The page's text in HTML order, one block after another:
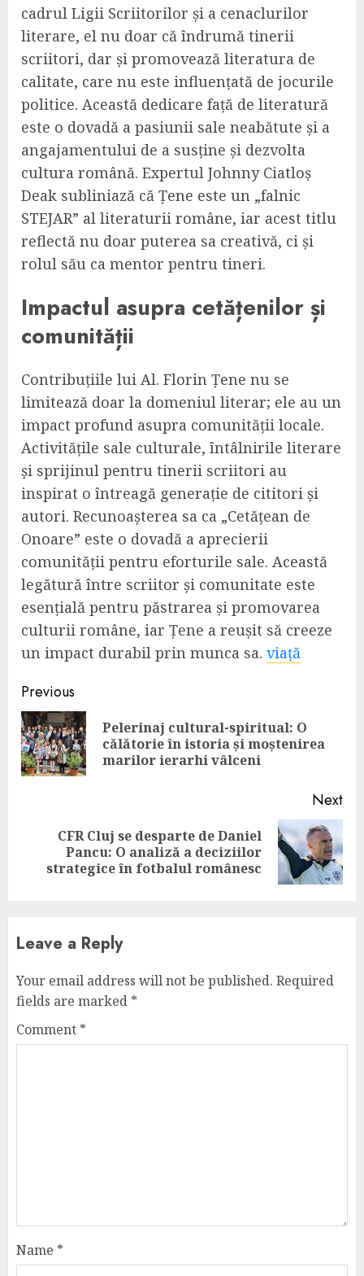
cadrul Ligii Scriitorilor și a cenaclurilor
literare, el nu doar că îndrumă tinerii
scriitori, dar și promovează literatura de
calitate, care nu este influențată de jocurile
politice. Această dedicare față de literatură
este o dovadă a pasiunii sale neabătute și a
angajamentului de a susține și dezvolta
cultura română. Expertul Johnny Ciatloṣ
Deak subliniază că Țene este un „falnic
STEJAR” al literaturii române, iar acest titlu
reflectă nu doar puterea sa creativă, ci și
rolul său ca mentor pentru tineri.
Impactul asupra cetățenilor și
comunității
Contribuțiile lui Al. Florin Țene nu se
limitează doar la domeniul literar; ele au un
impact profund asupra comunității locale.
Activitățile sale culturale, întâlnirile literare
și sprijinul pentru tinerii scriitori au
inspirat o întreagă generație de cititori și
autori. Recunoașterea sa ca „Cetățean de
Onoare” este o dovadă a aprecierii
comunității pentru eforturile sale. Această
legătură între scriitor și comunitate este
esențială pentru păstrarea și promovarea
culturii române, iar Țene a reușit să creeze
un impact durabil prin munca sa. viață
Continue
Reading
Previous
Pelerinaj cultural-spiritual: O
călătorie în istoria și moștenirea
marilor ierarhi vâlceni
Next
post:
CFR Cluj se desparte de Daniel
Pancu: O analiză a deciziilor
strategice în fotbalul românesc
Leave a Reply
Your email address will not be published. Required
fields are marked *
Comment *
Name *